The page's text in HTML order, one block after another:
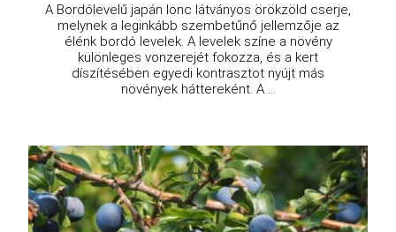
A Bordólevelű japán lonc látványos örökzöld cserje,
melynek a leginkább szembetűnő jellemzője az
élénk bordó levelek. A levelek színe a növény
különleges vonzerejét fokozza, és a kert
díszítésében egyedi kontrasztot nyújt más
növények háttereként. A ...